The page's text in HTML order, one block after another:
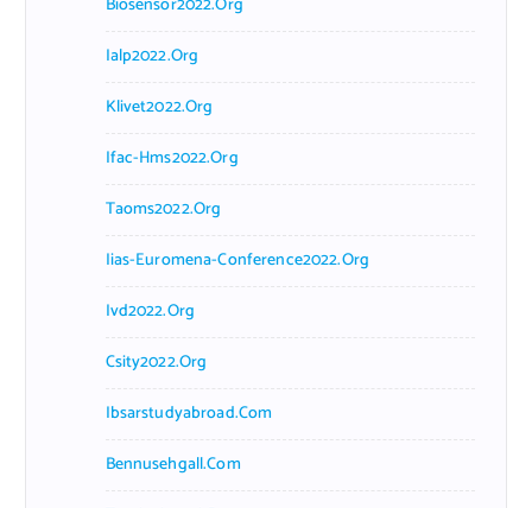
Ialp2022.org
Klivet2022.org
Ifac-Hms2022.org
Taoms2022.org
Iias-Euromena-Conference2022.org
Ivd2022.org
Csity2022.org
Ibsarstudyabroad.com
Bennusehgall.com